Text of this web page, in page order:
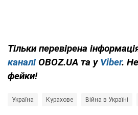
Тільки перевірена
каналі OBOZ.UA та у Viber.
фейки!
Україна Курахове Війна в Україні